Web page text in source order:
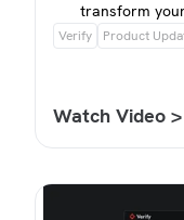
transform
Verify Product
Watch Video >